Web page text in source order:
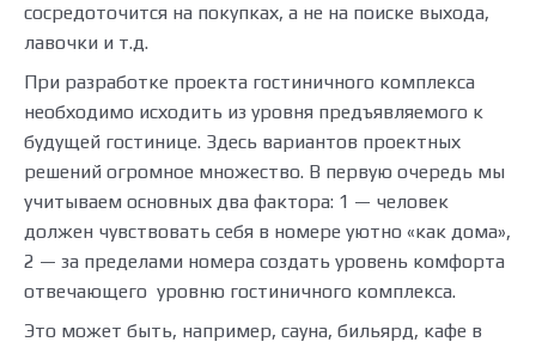
сосредоточится на покупках, а не на поиске выхода,
лавочки и т.д.
При разработке проекта гостиничного комплекса
необходимо исходить из уровня предъявляемого к
будущей гостинице. Здесь вариантов проектных
решений огромное множество. В первую очередь мы
учитываем основных два фактора: 1 — человек
должен чувствовать себя в номере уютно «как дома»,
2 — за пределами номера создать уровень комфорта
отвечающего уровню гостиничного комплекса.
Это может быть, например, сауна, бильярд, кафе в